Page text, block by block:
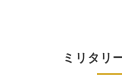
ミリタリ